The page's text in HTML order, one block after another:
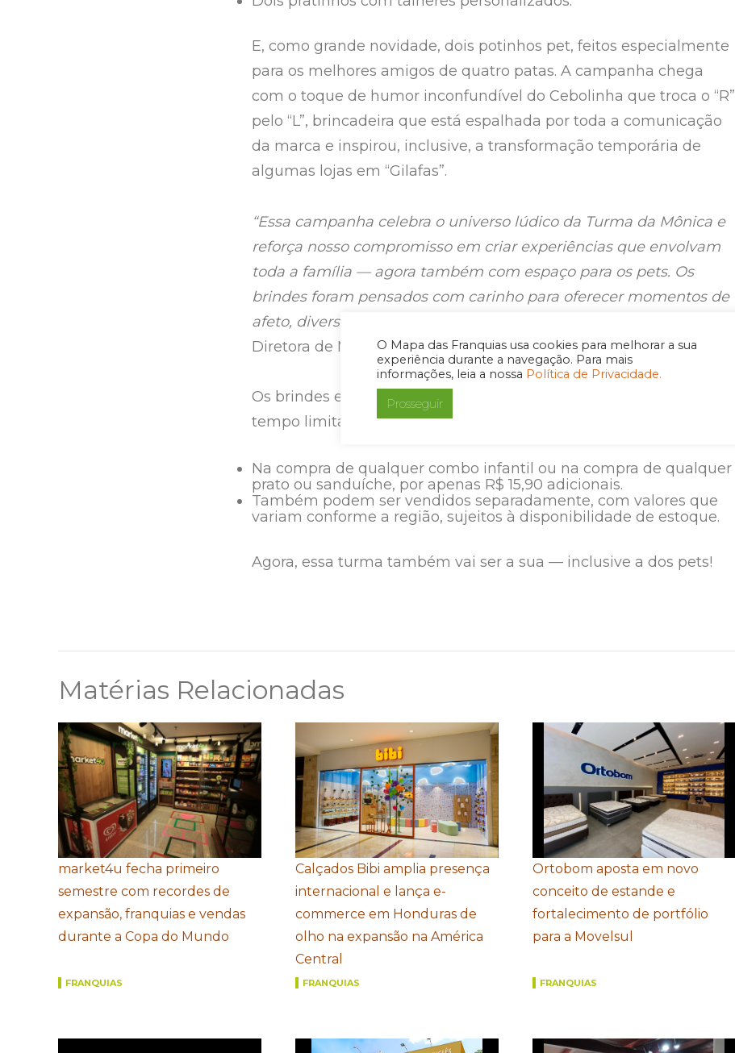
O Mapa das Franquias usa cookies para melhorar a sua
experiência durante a navegação. Para mais
informações, leia a nossa Política de Privacidade.
Prosseguir
E, como grande novidade, dois potinhos pet, feitos especialmente
para os melhores amigos de quatro patas. A campanha chega
com o toque de humor inconfundível do Cebolinha que troca o “R”
pelo “L”, brincadeira que está espalhada por toda a comunicação
da marca e inspirou, inclusive, a transformação temporária de
algumas lojas em “Gilafas”.
“Essa campanha celebra o universo lúdico da Turma da Mônica e
reforça nosso compromisso em criar experiências que envolvam
toda a família — agora também com espaço para os pets. Os
brindes foram pensados com carinho para oferecer momentos de
afeto, diversão e conexão entre gerações”,
Diretora de Marketing e Trade do Giraffas.
Os brindes estarão disponíveis em todas as unidades da rede por
tempo limitado e poderão ser adquiridos:
Na compra de qualquer combo infantil ou na compra de qualquer
prato ou sanduíche, por apenas R$ 15,90 adicionais.
Também podem ser vendidos separadamente, com valores que
variam conforme a região, sujeitos à disponibilidade de estoque.
Agora, essa turma também vai ser a sua — inclusive a dos pets!
Matérias Relacionadas
market4u fecha primeiro
semestre com recordes de
expansão, franquias e vendas
durante a Copa do Mundo
FRANQUIAS
Calçados Bibi amplia presença
internacional e lança e-
commerce em Honduras de
olho na expansão na América
Central
FRANQUIAS
Ortobom aposta em novo
conceito de estande e
fortalecimento de portfólio
para a Movelsul
FRANQUIAS